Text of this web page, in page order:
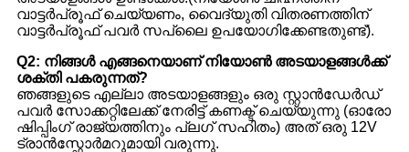
വാട്ടർപ്രൂഫ് ചെയ്യണം, വൈദ്യുതി വിതരണത്തിന്
വാട്ടർപ്രൂഫ് പവർ സപ്ലൈ ഉപയോഗിക്കേണ്ടതുണ്ട്).
Q2: നിങ്ങൾ എങ്ങനെയാണ് നിയോൺ അടയാളങ്ങൾക്ക്
ശക്തി പകരുന്നത്?
ഞങ്ങളുടെ എല്ലാ അടയാളങ്ങളും ഒരു സ്റ്റാൻഡേർഡ്
പവർ സോക്കറ്റിലേക്ക് നേരിട്ട് കണക്ട് ചെയ്യുന്നു (ഓരോ
ഷിപ്പിംഗ് രാജ്യത്തിനും പ്ലഗ് സഹിതം) അത് ഒരു 12V
ട്രാൻസ്ഫോർമറുമായി വരുന്നു.